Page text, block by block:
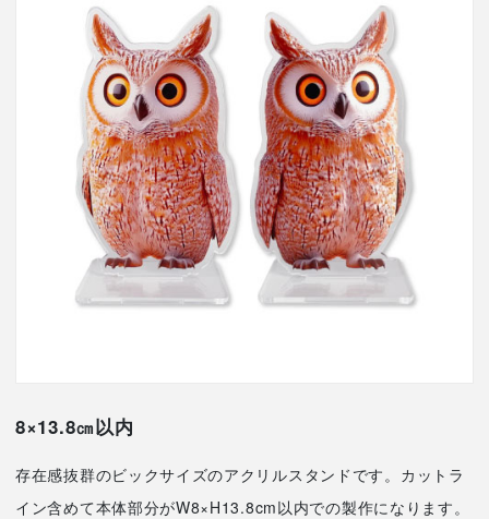
8×13.8㎝以内
存在感抜群のビックサイズのアクリルスタンドです。カットラ
イン含めて本体部分がW8×H13.8cm以内での製作になります。